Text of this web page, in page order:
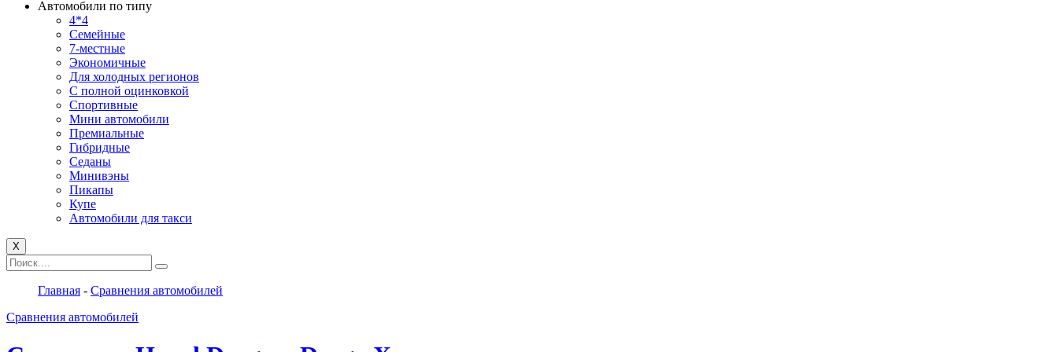
Автомобили по типу
4*4
Семейные
7-местные
Экономичные
Для холодных регионов
С полной оцинковкой
Спортивные
Мини автомобили
Премиальные
Гибридные
Седаны
Минивэны
Пикапы
Купе
Автомобили для такси
X
Главная - Сравнения автомобилей
Сравнения автомобилей